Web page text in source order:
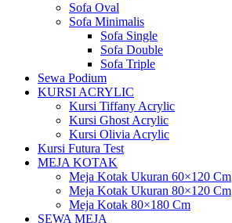
Sofa Oval
Sofa Minimalis
Sofa Single
Sofa Double
Sofa Triple
Sewa Podium
KURSI ACRYLIC
Kursi Tiffany Acrylic
Kursi Ghost Acrylic
Kursi Olivia Acrylic
Kursi Futura Test
MEJA KOTAK
Meja Kotak Ukuran 60×120 Cm
Meja Kotak Ukuran 80×120 Cm
Meja Kotak 80×180 Cm
SEWA MEJA